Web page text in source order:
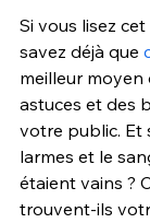
Si vous lisez cet
savez déjà que
meilleur
astuces et des
votre public. Et
larmes et le
étaient vains ?
trouvent-ils